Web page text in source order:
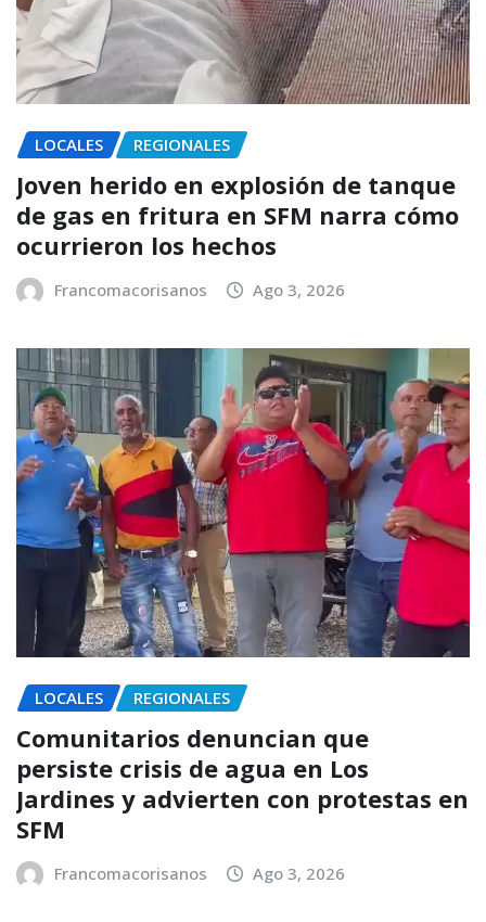
LOCALES REGIONALES
Joven herido en explosión de tanque
de gas en fritura en SFM narra cómo
ocurrieron los hechos
Francomacorisanos Ago 3, 2026
LOCALES REGIONALES
Comunitarios denuncian que
persiste crisis de agua en Los
Jardines y advierten con protestas en
SFM
Francomacorisanos Ago 3, 2026